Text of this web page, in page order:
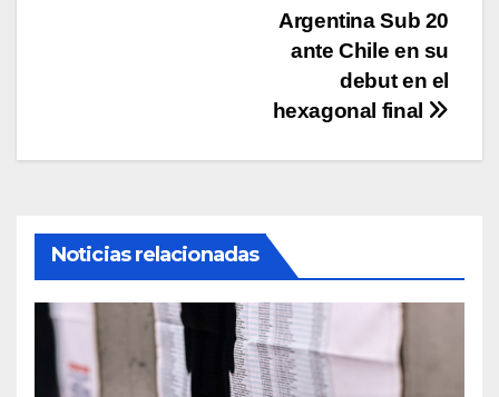
Argentina Sub 20
ante Chile en su
debut en el
hexagonal final
Noticias relacionadas